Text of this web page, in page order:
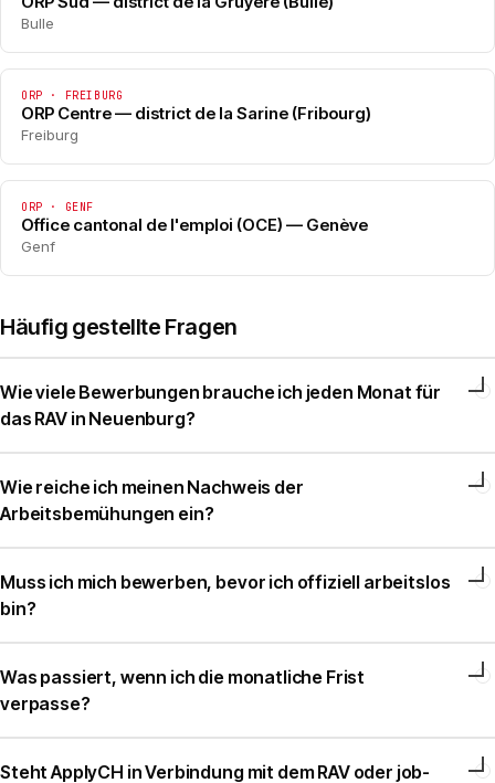
Bulle
ORP · FREIBURG
ORP Centre — district de la Sarine (Fribourg)
Freiburg
ORP · GENF
Office cantonal de l'emploi (OCE) — Genève
Genf
Häufig gestellte Fragen
Wie viele Bewerbungen brauche ich jeden Monat für
das RAV in Neuenburg?
Wie reiche ich meinen Nachweis der
Arbeitsbemühungen ein?
Muss ich mich bewerben, bevor ich offiziell arbeitslos
bin?
Was passiert, wenn ich die monatliche Frist
verpasse?
Steht ApplyCH in Verbindung mit dem RAV oder job-